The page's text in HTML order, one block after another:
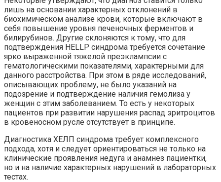
лишь на основании характерных отклонений в
биохимическом анализе крови, которые включают в
себя повышение уровня печеночных ферментов и
билирубинов. Другие склоняются к тому, что для
подтверждения HELLP синдрома требуется сочетание
ярко выраженной тяжелой преэклампсии с
гематологическими показателями, характерными для
данного расстройства. При этом в ряде исследований,
описывающих проблему, не было указаний на
подозрение и подтверждение наличия гемолиза у
женщин с этим заболеванием. То есть у некоторых
пациентов при развитии нарушения распад эритроцитов
в кровеносном русле отсутствует в принципе.
Диагностика ХЕЛП синдрома требует комплексного
подхода, хотя и следует ориентироваться не только на
клинические проявления недуга и анамнез пациентки,
но и на наличие характерных нарушений в лабораторных
тестах.